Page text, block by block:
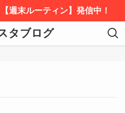
週末ルーティン】発信中！
タブログ